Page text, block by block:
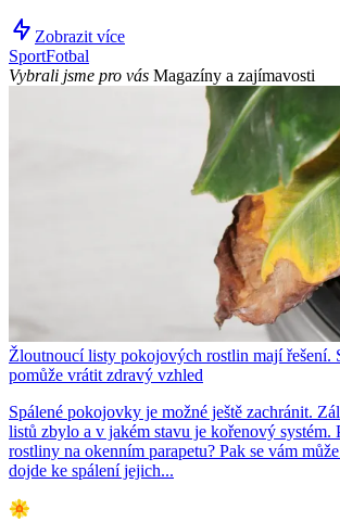
Zobrazit více
SportFotbal
Vybrali jsme pro vás Magazíny a zajímavosti
Žloutnoucí listy pokojových rostlin mají řešení.
pomůže vrátit zdravý vzhled
Spálené pokojovky je možné ještě zachránit.
listů zbylo a v jakém stavu je kořenový systém.
rostliny na okenním parapetu? Pak se vám
dojde ke spálení jejich...